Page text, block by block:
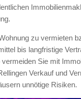
zu vermieten
bis langfristige
vermeiden Sie mit
Verkauf und
unnötige Risiken.